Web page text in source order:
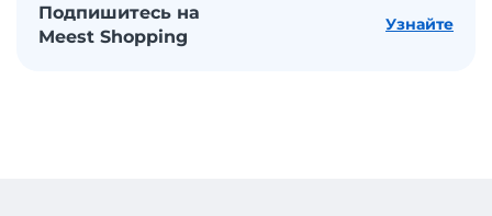
Подпишитесь на
Meest Shopping
Узнайте